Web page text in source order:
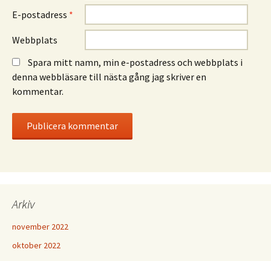
E-postadress *
Webbplats
Spara mitt namn, min e-postadress och webbplats i
denna webbläsare till nästa gång jag skriver en
kommentar.
Arkiv
november 2022
oktober 2022